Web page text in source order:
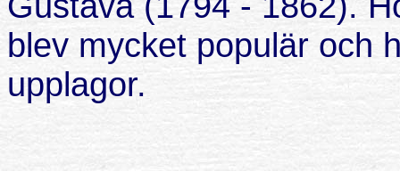
blev mycket populär och
upplagor.